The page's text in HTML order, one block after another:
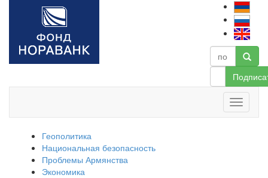
Геополитика
Национальная безопасность
Проблемы Армянства
Экономика